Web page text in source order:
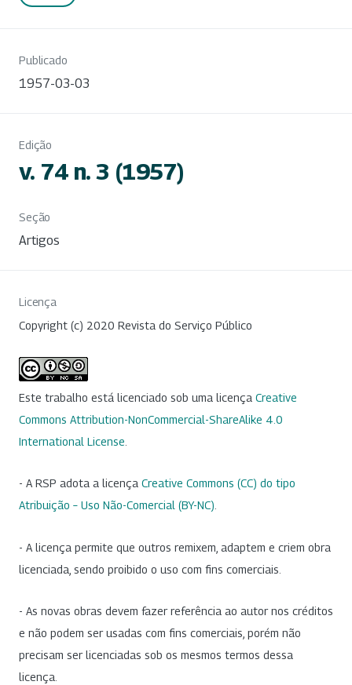
Publicado
1957-03-03
Edição
v. 74 n. 3 (1957)
Seção
Artigos
Licença
Copyright (c) 2020 Revista do Serviço Público
Este trabalho está licenciado sob uma licença Creative
Commons Attribution-NonCommercial-ShareAlike 4.0
International License
- A RSP adota a licença Creative Commons (CC) do tipo
Atribuição – Uso Não-Comercial (BY-NC)
- A licença permite que outros remixem, adaptem e criem obra
licenciada, sendo proibido o uso com fins comerciais.
- As novas obras devem fazer referência ao autor nos créditos
e não podem ser usadas com fins comerciais, porém não
precisam ser licenciadas sob os mesmos termos dessa
licença.